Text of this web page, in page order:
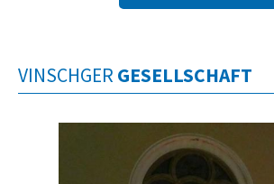
VINSCHGER GESELLSCHAFT